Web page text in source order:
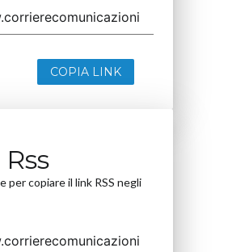
COPIA LINK
per copiare il link RSS negli